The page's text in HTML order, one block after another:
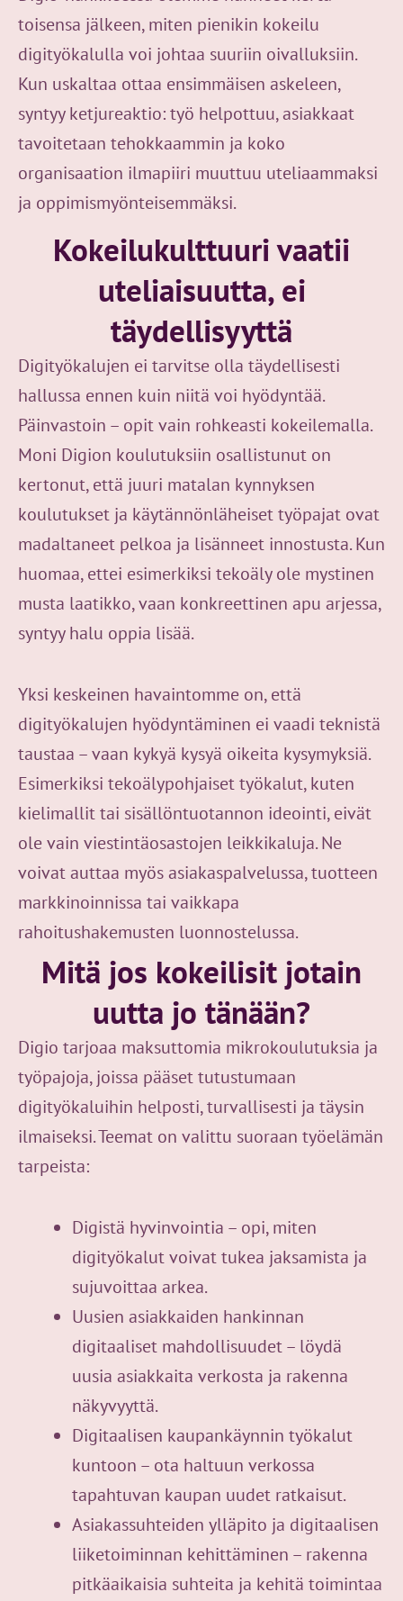
toisensa jälkeen, miten pienikin kokeilu
digityökalulla voi johtaa suuriin oivalluksiin.
Kun uskaltaa ottaa ensimmäisen askeleen,
syntyy ketjureaktio: työ helpottuu, asiakkaat
tavoitetaan tehokkaammin ja koko
organisaation ilmapiiri muuttuu uteliaammaksi
ja oppimismyönteisemmäksi.
Kokeilukulttuuri vaatii
uteliaisuutta, ei
täydellisyyttä
Digityökalujen ei tarvitse olla täydellisesti
hallussa ennen kuin niitä voi hyödyntää.
Päinvastoin – opit vain rohkeasti kokeilemalla.
Moni Digion koulutuksiin osallistunut on
kertonut, että juuri matalan kynnyksen
koulutukset ja käytännönläheiset työpajat ovat
madaltaneet pelkoa ja lisänneet innostusta. Kun
huomaa, ettei esimerkiksi tekoäly ole mystinen
musta laatikko, vaan konkreettinen apu arjessa,
syntyy halu oppia lisää.
Yksi keskeinen havaintomme on, että
digityökalujen hyödyntäminen ei vaadi teknistä
taustaa – vaan kykyä kysyä oikeita kysymyksiä.
Esimerkiksi tekoälypohjaiset työkalut, kuten
kielimallit tai sisällöntuotannon ideointi, eivät
ole vain viestintäosastojen leikkikaluja. Ne
voivat auttaa myös asiakaspalvelussa, tuotteen
markkinoinnissa tai vaikkapa
rahoitushakemusten luonnostelussa.
Mitä jos kokeilisit jotain
uutta jo tänään?
Digio tarjoaa maksuttomia mikrokoulutuksia ja
työpajoja, joissa pääset tutustumaan
digityökaluihin helposti, turvallisesti ja täysin
ilmaiseksi. Teemat on valittu suoraan työelämän
tarpeista:
Digistä hyvinvointia – opi, miten
digityökalut voivat tukea jaksamista ja
sujuvoittaa arkea.
Uusien asiakkaiden hankinnan
digitaaliset mahdollisuudet – löydä
uusia asiakkaita verkosta ja rakenna
näkyvyyttä.
Digitaalisen kaupankäynnin työkalut
kuntoon – ota haltuun verkossa
tapahtuvan kaupan uudet ratkaisut.
Asiakassuhteiden ylläpito ja digitaalisen
liiketoiminnan kehittäminen – rakenna
pitkäaikaisia suhteita ja kehitä toimintaa